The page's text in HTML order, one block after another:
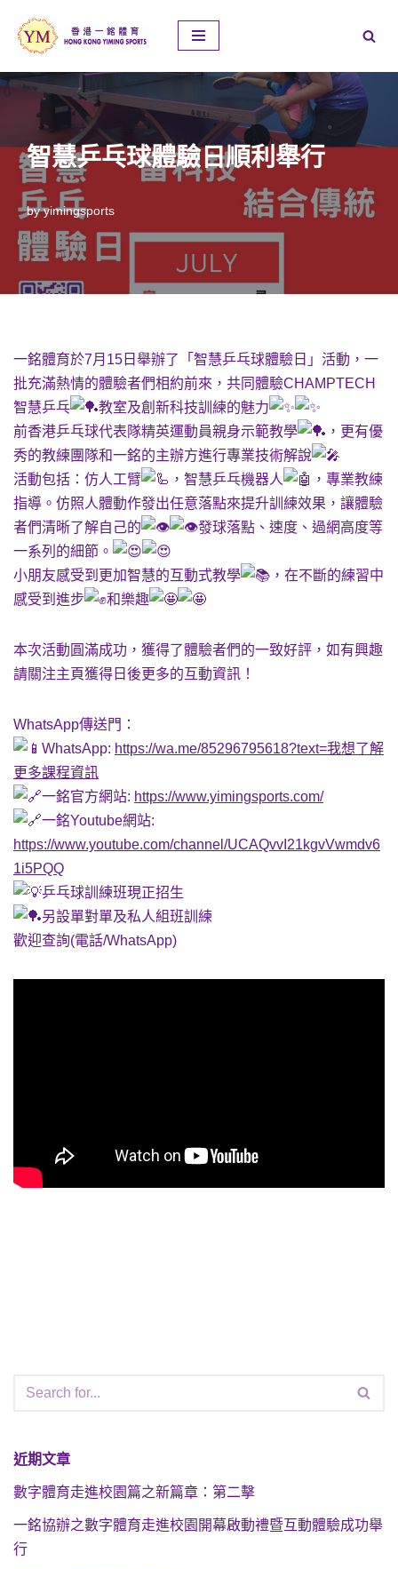
Skip
to
content
智慧乒乓球體驗日順利舉行
byyimingsports
一銘體育於7月15日舉辦了「智慧乒乓球體驗日」活動，一
批充滿熱情的體驗者們相約前來，共同體驗CHAMPTECH
智慧乒乓
教室及創新科技訓練的魅力
前香港乒乓球代表隊精英運動員親身示範教學
，更有優
秀的教練團隊和一銘的主辦方進行專業技術解說
活動包括：仿人工臂
，智慧乒乓機器人
，專業教練
指導。仿照人體動作發出任意落點來提升訓練效果，讓體驗
者們清晰了解自己的
發球落點、速度、過網高度等
一系列的細節。
小朋友感受到更加智慧的互動式教學
，在不斷的練習中
感受到進步
和樂趣
本次活動圓滿成功，獲得了體驗者們的一致好評，如有興趣
請關注主頁獲得日後更多的互動資訊！
WhatsApp傳送門：
WhatsApp: https://wa.me/85296795618?text=我想了解
更多課程資訊
一銘官方網站: https://www.yimingsports.com/
一銘Youtube網站:
https://www.youtube.com/channel/UCAQvvI21kgvVwmdv6
1i5PQQ
乒乓球訓練班現正招生
另設單對單及私人組班訓練
歡迎查詢(電話/WhatsApp)
近期文章
數字體育走進校園篇之新篇章：第二擊
一銘協辦之數字體育走進校園開幕啟動禮暨互動體驗成功舉
行